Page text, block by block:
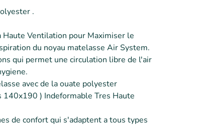
.
Haute Ventilation pour Maximiser le
du noyau matelasse Air System.
qui permet une circulation libre de l'air
avec de la ouate polyester
140x190 ) Indeformable Tres Haute
de confort qui s'adaptent a tous types